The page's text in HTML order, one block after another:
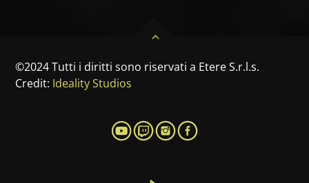
©2024 Tutti i diritti sono riservati a Etere S.r.l.s.
Credit: Ideality Studios